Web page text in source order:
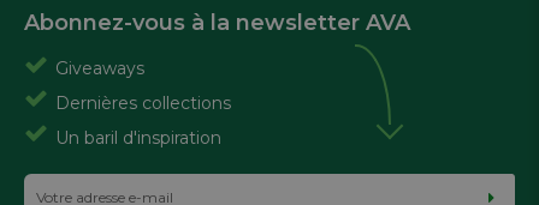
Abonnez-vous à la newsletter AVA
Giveaways
Dernières collections
Un baril d'inspiration